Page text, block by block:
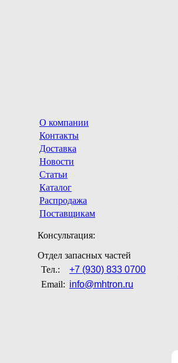
О компании
Контакты
Доставка
Новости
Статьи
Каталог
Распродажа
Поставщикам
Консультация:
Отдел запасных частей
Тел.:
+7 (930) 833 0700
Email: info@mhtron.ru